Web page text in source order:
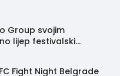
Group svojim
lijep festivalski
Fight Night Belgrade